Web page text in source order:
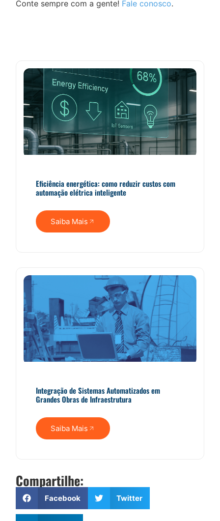
Conte sempre com a gente! Fale conosco.
Eficiência energética: como reduzir custos com
automação elétrica inteligente
Saiba Mais
Integração de Sistemas Automatizados em
Grandes Obras de Infraestrutura
Saiba Mais
Compartilhe:
Facebook Twitter